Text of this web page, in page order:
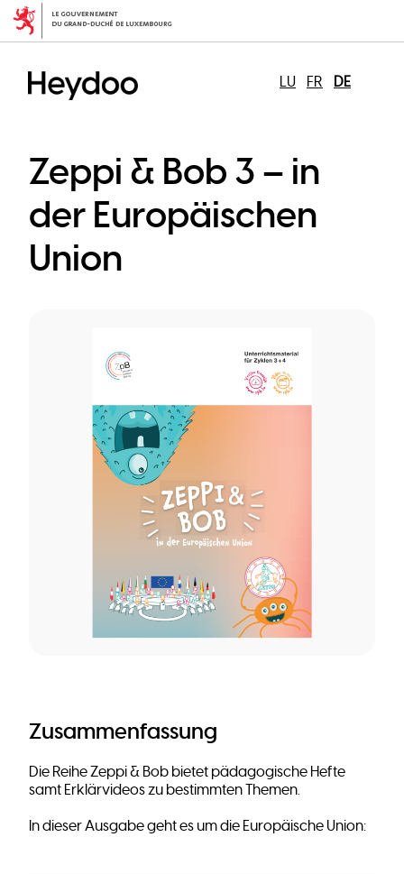
Direkt
zum
LU
FR DE
Zeppi & Bob 3 – in
der Europäischen
Union
Zusammenfassung
Die Reihe Zeppi & Bob bietet pädagogische Hefte
samt Erklärvideos zu bestimmten Themen.
In dieser Ausgabe geht es um die Europäische Union: